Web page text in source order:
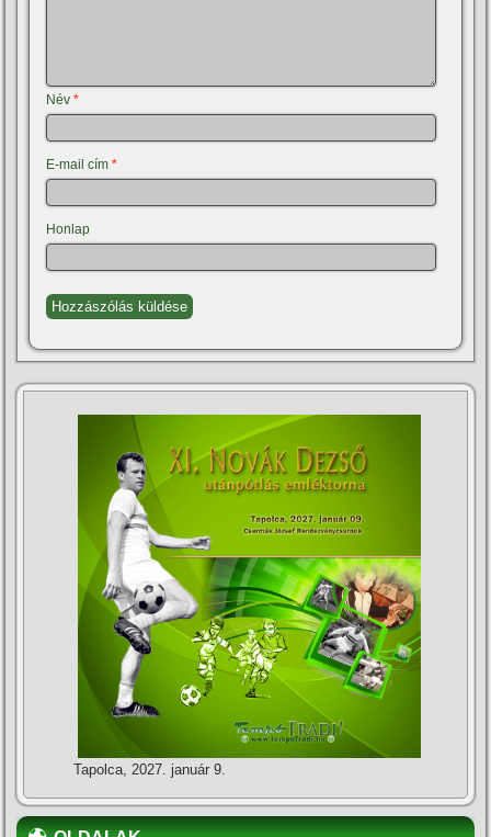
Név*
E-mail cím*
Honlap
Tapolca, 2027. január 9.